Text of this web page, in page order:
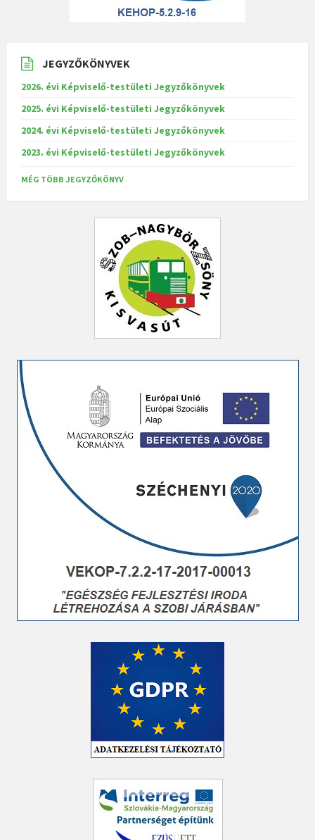
JEGYZŐKÖNYVEK
2026. évi Képviselő-testületi Jegyzőkönyvek
2025. évi Képviselő-testületi Jegyzőkönyvek
2024. évi Képviselő-testületi Jegyzőkönyvek
2023. évi Képviselő-testületi Jegyzőkönyvek
MÉG TÖBB JEGYZŐKÖNYV